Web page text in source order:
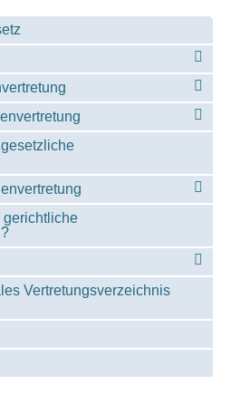
gerichtliche
Vertretungsverzeichnis